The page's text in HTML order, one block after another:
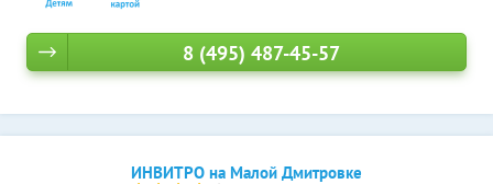
8 (495) 487-45-57
ИНВИТРО на Малой Дмитровке